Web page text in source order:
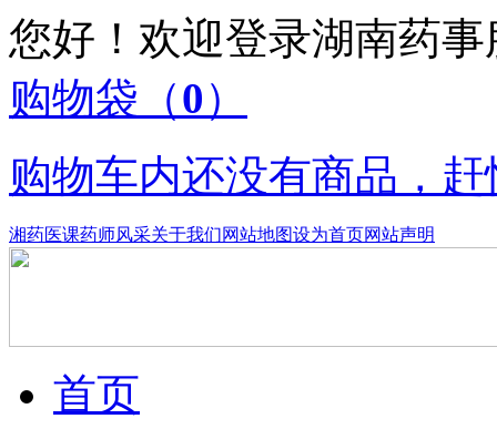
您好！欢迎登录湖南药
购物袋 （0）
购物车内还没有商品，
湘药医课药师风采关于我们网站地图设为首页网站声明
首页